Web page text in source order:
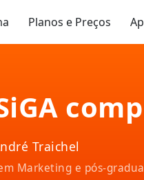
Planos e Preços
Traichel
Marketing e pós-